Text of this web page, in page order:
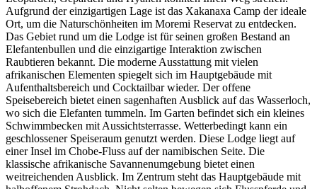
Aufgrund der einzigartigen Lage ist das Xakanaxa Camp der ideale
Ort, um die Naturschönheiten im Moremi Reservat zu entdecken.
Das Gebiet rund um die Lodge ist für seinen großen Bestand an
Elefantenbullen und die einzigartige Interaktion zwischen
Raubtieren bekannt. Die moderne Ausstattung mit vielen
afrikanischen Elementen spiegelt sich im Hauptgebäude mit
Aufenthaltsbereich und Cocktailbar wieder. Der offene
Speisebereich bietet einen sagenhaften Ausblick auf das Wasserloch,
wo sich die Elefanten tummeln. Im Garten befindet sich ein kleines
Schwimmbecken mit Aussichtsterrasse. Wetterbedingt kann ein
geschlossener Speiseraum genutzt werden. Diese Lodge liegt auf
einer Insel im Chobe-Fluss auf der namibischen Seite. Die
klassische afrikanische Savannenumgebung bietet einen
weitreichenden Ausblick. Im Zentrum steht das Hauptgebäude mit